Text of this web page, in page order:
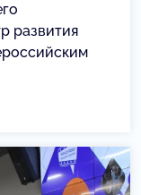
развития